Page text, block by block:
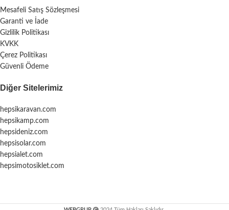
Mesafeli Satış Sözleşmesi
Garanti ve İade
Gizlilik Politikası
KVKK
Çerez Politikası
Güvenli Ödeme
Diğer Sitelerimiz
hepsikaravan.com
hepsikamp.com
hepsideniz.com
hepsisolar.com
hepsialet.com
hepsimotosiklet.com